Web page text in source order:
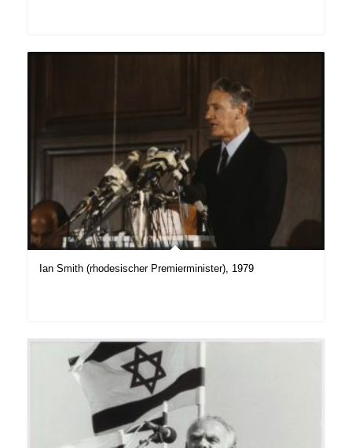
Ian Smith (rhodesischer Premierminister), 1979